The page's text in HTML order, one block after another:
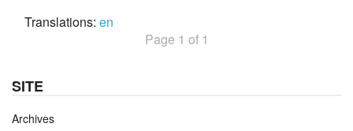
Translations: en
Page 1 of 1
SITE
Archives